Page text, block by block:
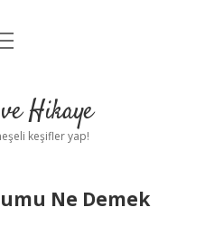
Hikaye
keşifler yap!
Ne Demek